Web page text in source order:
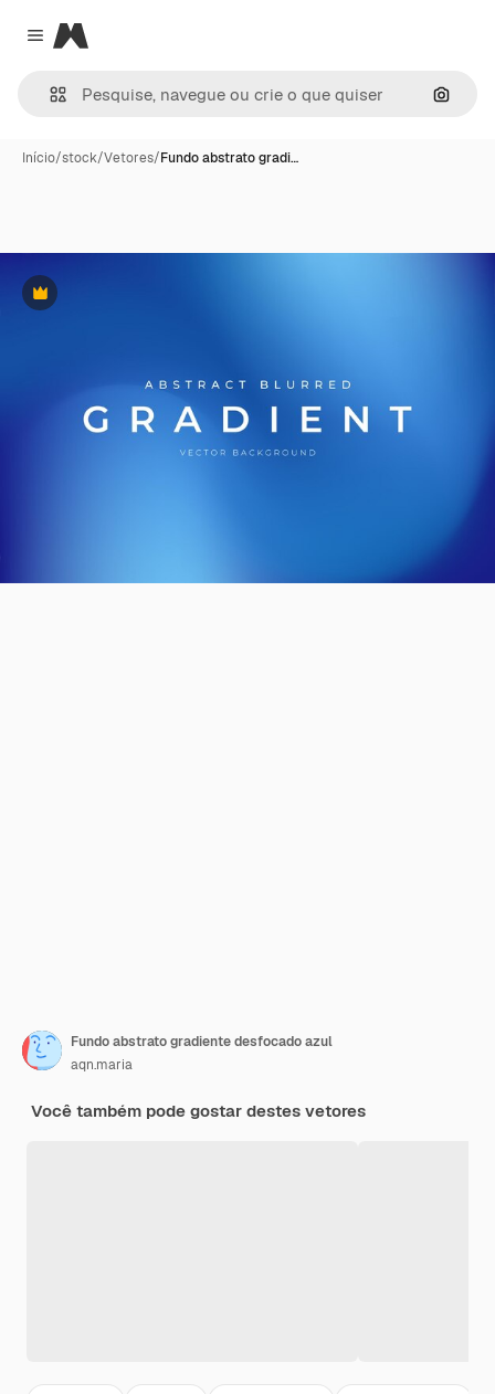
Close menu
Magnific
Início/stock/Vetores/Fundo abstrato gradi…
Premium
Fundo abstrato gradiente desfocado azul
aqn.maria
Você também pode gostar destes vetores